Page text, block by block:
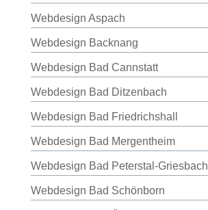
Webdesign Aspach
Webdesign Backnang
Webdesign Bad Cannstatt
Webdesign Bad Ditzenbach
Webdesign Bad Friedrichshall
Webdesign Bad Mergentheim
Webdesign Bad Peterstal-Griesbach
Webdesign Bad Schönborn